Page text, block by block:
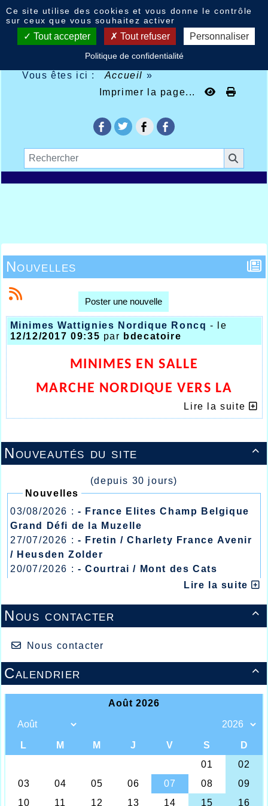
Vous êtes ici : Accueil »
Imprimer la page...

Nouveautés du site
(depuis 30 jours)
Nouvelles
03/08/2026 : - France Elites Champ Belgique
Grand Défi de la Muzelle
27/07/2026 : - Fretin / Charlety France Avenir
/ Heusden Zolder
20/07/2026 : - Courtrai / Mont des Cats
- Lyon / Meeting Abeilles /Lire la suite

Nous contacter
Nous contacter

Calendrier
Nouvelles
Poster une nouvelle
Minimes Wattignies Nordique Roncq - le
12/12/2017 09:35 par bdecatoire
MINIMES EN SALLE
MARCHE NORDIQUE VERS LA
Les minimes à Wattignies avec le juge fédéral de
Les marcheurs Nordiques à Roncq
Ce n’est pas les conditions atmosphériques
déplorables de ce week-end qui ont fait reculer les
athlètes de l’AHVL à se déplacer, pour les jeunes
minimes en salle à Wattignies, pour les plus anciens
et adeptes de la marche nordique un peu plus près à
Roncq.
Lire la suite
Ce site utilise des cookies et vous donne le contrôle
sur ceux que vous souhaitez activer
Tout accepter Tout refuser Personnaliser
Politique de confidentialité